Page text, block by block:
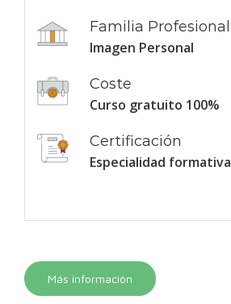
Familia Profesional
Imagen Personal
Coste
Curso gratuito 100%
Certificación
Especialidad formativa
Más información